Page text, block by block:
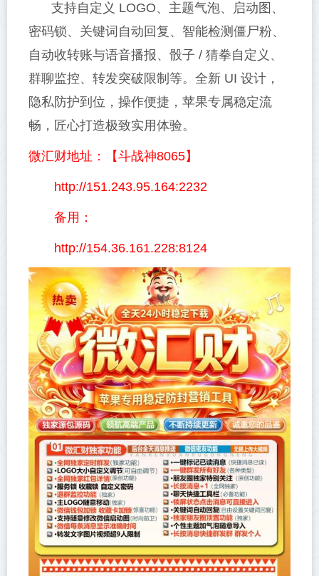
支持自定义 LOGO、主题气泡、启动图、
密码锁、关键词自动回复、智能检测僵尸粉、
自动收转账与语音播报、骰子 / 猜拳自定义、
群聊监控、转发突破限制等。全新 UI 设计，
隐私防护到位，操作便捷，苹果专属稳定流
畅，匠心打造极致实用体验。
微汇财地址：【斗战神8065】
http://151.243.95.164:2232
备用：
http://154.36.161.228:8124